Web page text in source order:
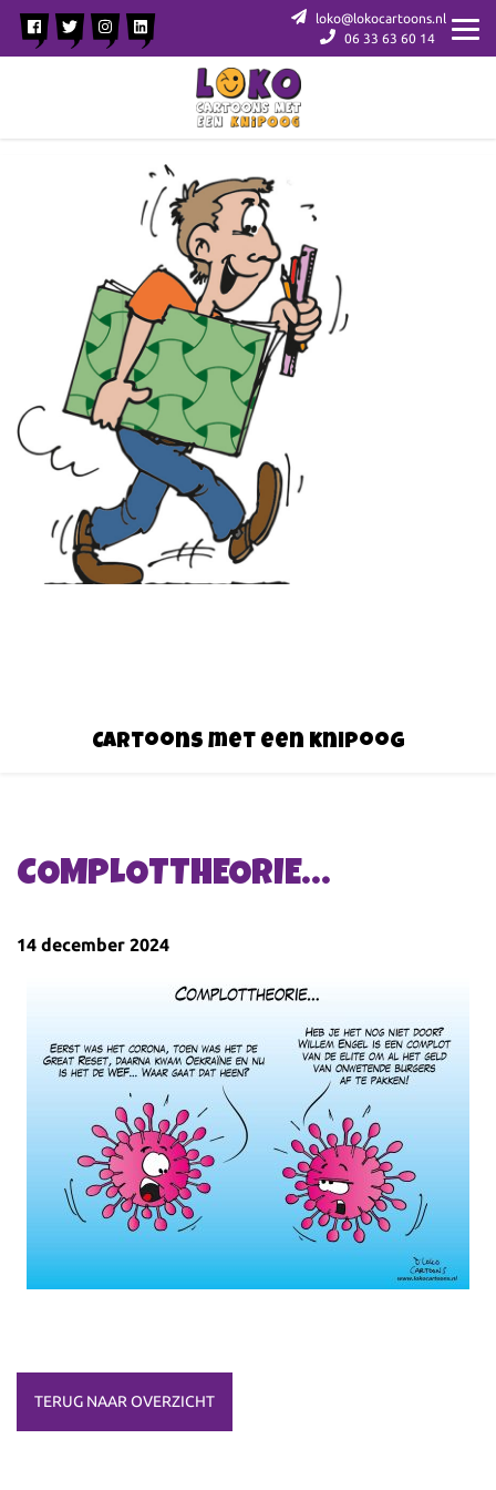
loko@lokocartoons.nl
06 33 63 60 14
Cartoons met een knipoog
COMPLOTTHEORIE…
14 december 2024
TERUG NAAR OVERZICHT